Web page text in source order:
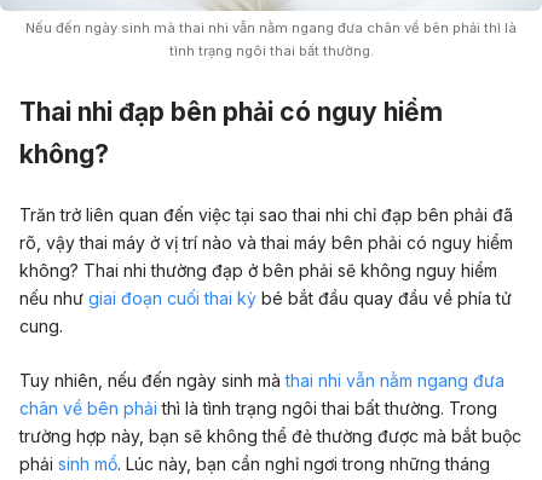
Nếu đến ngày sinh mà thai nhi vẫn nằm ngang đưa chân về bên phải thì là
tình trạng ngôi thai bất thường.
Thai nhi đạp bên phải có nguy hiểm
không?
Trăn trở liên quan đến việc tại sao thai nhi chỉ đạp bên phải đã
rõ, vậy thai máy ở vị trí nào và thai máy bên phải có nguy hiểm
không? Thai nhi thường đạp ở bên phải sẽ không nguy hiểm
nếu như giai đoạn cuối thai kỳ bé bắt đầu quay đầu về phía tử
cung.
Tuy nhiên, nếu đến ngày sinh màthai nhi vẫn nằm ngang đưa
chân về bên phải thì là tình trạng ngôi thai bất thường. Trong
trường hợp này, bạn sẽ không thể đẻ thường được mà bắt buộc
phải sinh mổ. Lúc này, bạn cần nghỉ ngơi trong những tháng